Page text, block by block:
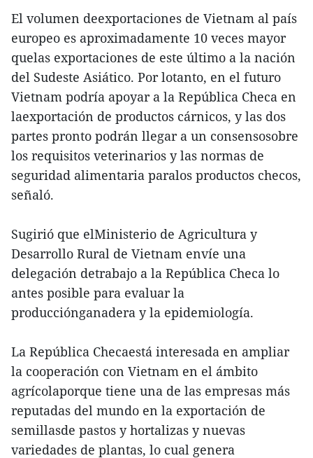
El volumen deexportaciones de Vietnam al país
europeo es aproximadamente 10 veces mayor
quelas exportaciones de este último a la nación
del Sudeste Asiático. Por lotanto, en el futuro
Vietnam podría apoyar a la República Checa en
laexportación de productos cárnicos, y las dos
partes pronto podrán llegar a un consensosobre
los requisitos veterinarios y las normas de
seguridad alimentaria paralos productos checos,
señaló.
Sugirió que elMinisterio de Agricultura y
Desarrollo Rural de Vietnam envíe una
delegación detrabajo a la República Checa lo
antes posible para evaluar la
producciónganadera y la epidemiología.
La República Checaestá interesada en ampliar
la cooperación con Vietnam en el ámbito
agrícolaporque tiene una de las empresas más
reputadas del mundo en la exportación de
semillasde pastos y hortalizas y nuevas
variedades de plantas, lo cual genera